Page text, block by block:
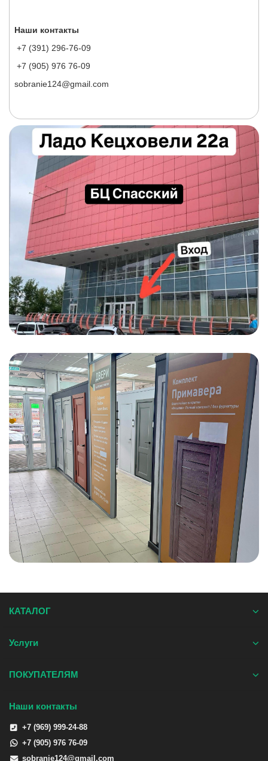
Наши контакты
+7 (391) 296-76-09
+7 (905) 976 76-09
sobranie124@gmail.com
КАТАЛОГ
Услуги
ПОКУПАТЕЛЯМ
Наши контакты
+7 (969) 999-24-88
+7 (905) 976 76-09
sobranie124@gmail.com